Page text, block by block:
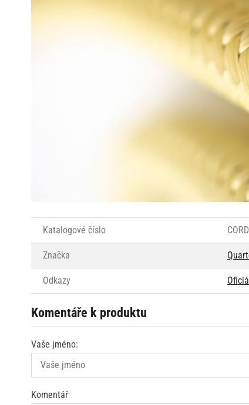
Katalogové číslo
Značka
Odkazy
Komentáře k produktu
Vaše jméno:
Komentář